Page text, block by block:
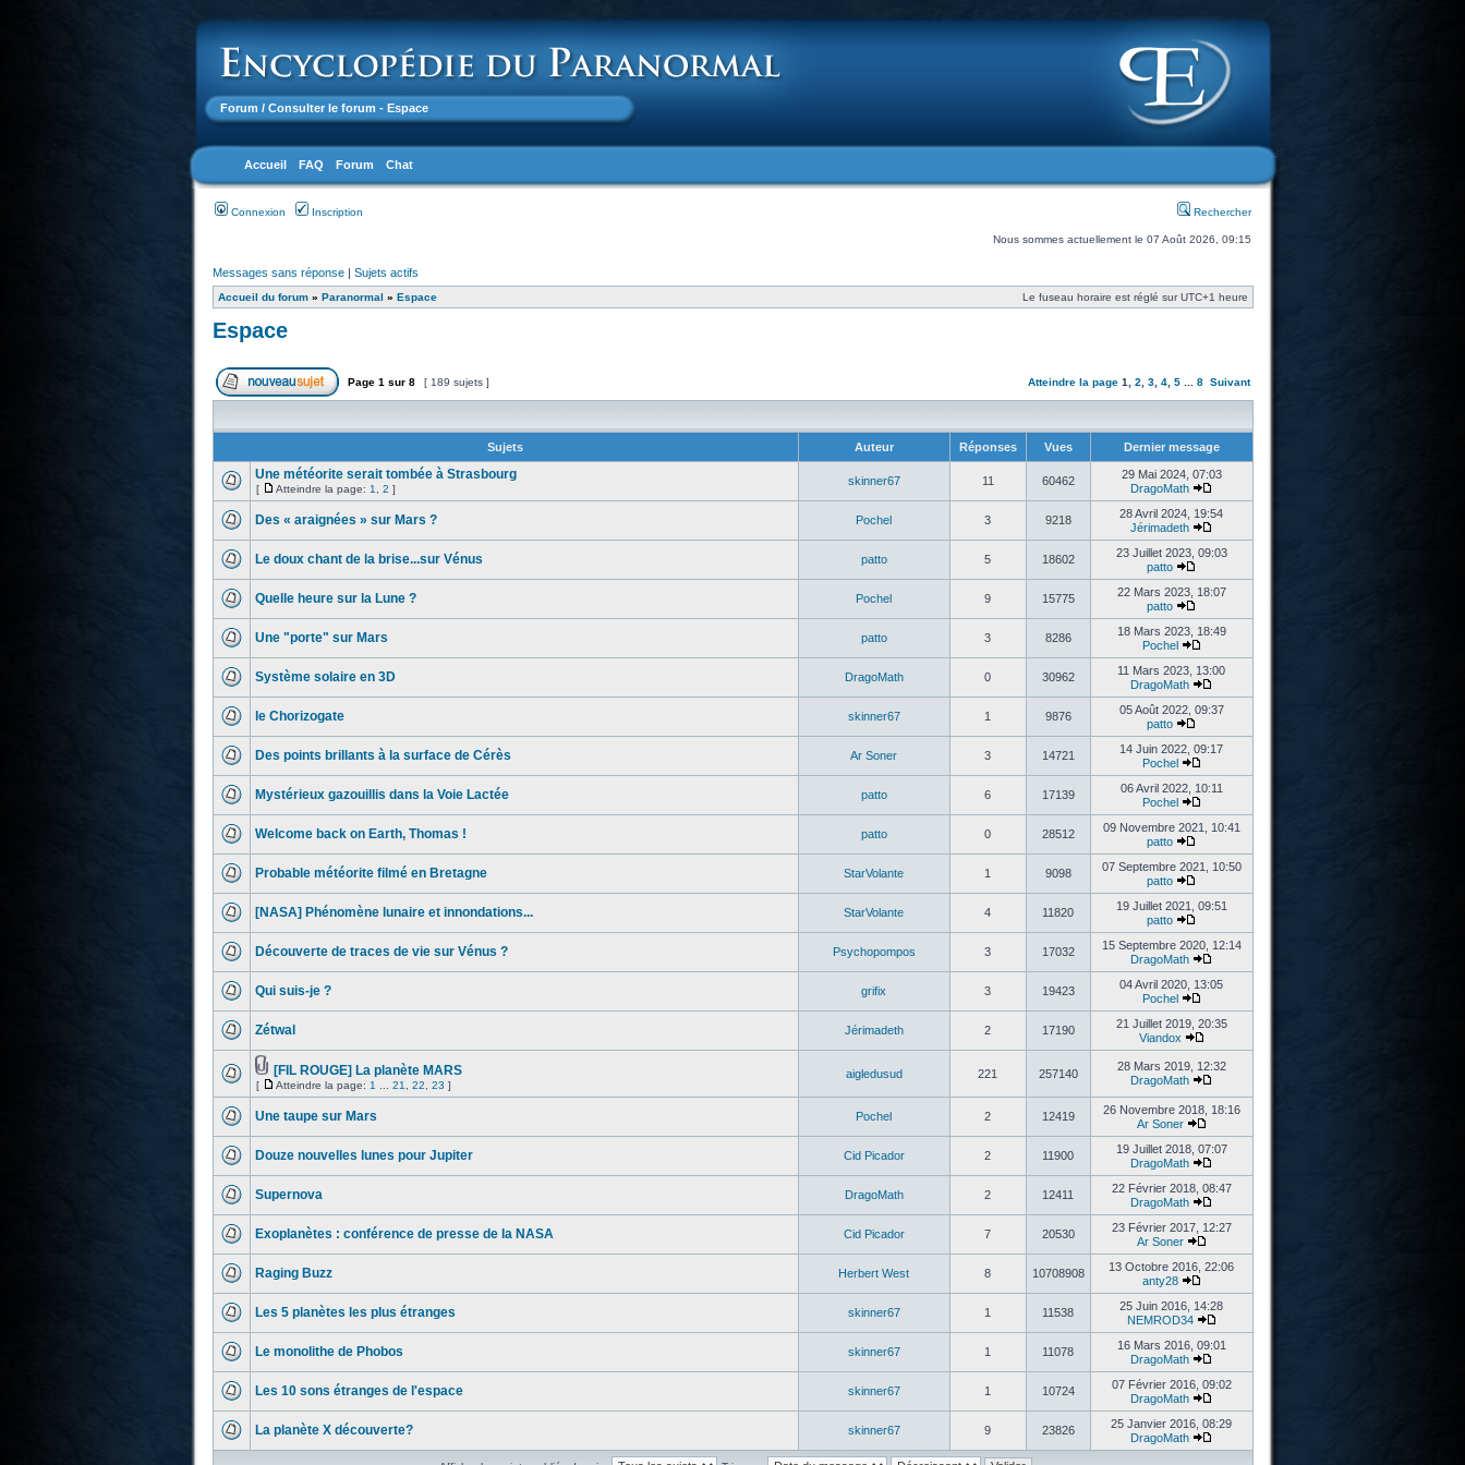
Forum / Consulter le forum - Espace
Accueil FAQ Forum Chat
Connexion Inscription Rechercher
Nous sommes actuellement le 07 Août 2026, 09:15
Messages sans réponse| Sujets actifs
Accueil du forum» Paranormal » Espace Le fuseau horaire est réglé sur UTC+1 heure
Espace
Page 1 sur 8 [ 189 sujets ] Atteindre la page 1 2 3, 4, 5... 8 Suivant
Sujets Auteur Réponses Vues Dernier message
Une météorite serait tombée à Strasbourg
[ Atteindre la page: 1 2 ]
skinner67 11 60462
29 Mai 2024, 07:03
DragoMath
Des « araignées » sur Mars ? Pochel 3 9218
28 Avril 2024, 19:54
Jérimadeth
Le doux chant de la brise...sur Vénus patto 5 18602
23 Juillet 2023, 09:03
patto
Quelle heure sur la Lune ? Pochel 9 15775
22 Mars 2023, 18:07
patto
Une "porte" sur Mars patto 3 8286
18 Mars 2023, 18:49
Pochel
Système solaire en 3D DragoMath 0 30962
11 Mars 2023, 13:00
DragoMath
le Chorizogate skinner67 1 9876
05 Août 2022, 09:37
patto
Des points brillants à la surface de Cérès Ar Soner 3 14721
14 Juin 2022, 09:17
Pochel
Mystérieux gazouillis dans la Voie Lactée patto 6 17139
06 Avril 2022, 10:11
Pochel
Welcome back on Earth, Thomas ! patto 0 28512
09 Novembre 2021, 10:41
patto
Probable météorite filmé en Bretagne StarVolante 1 9098
07 Septembre 2021, 10:50
patto
[NASA] Phénomène lunaire et innondations... StarVolante 4 11820
19 Juillet 2021, 09:51
patto
Découverte de traces de vie sur Vénus ? Psychopompos 3 17032
15 Septembre 2020, 12:14
DragoMath
Qui suis-je ? grifix 3 19423
04 Avril 2020, 13:05
Pochel
Zétwal Jérimadeth 2 17190
21 Juillet 2019, 20:35
Viandox
[FIL ROUGE] La planète MARS
[ Atteindre la page: 1 21 22 23 ]
aigledusud 221 257140
28 Mars 2019, 12:32
DragoMath
Une taupe sur Mars Pochel 2 12419
26 Novembre 2018, 18:16
Ar Soner
Douze nouvelles lunes pour Jupiter Cid Picador 2 11900
19 Juillet 2018, 07:07
DragoMath
Supernova DragoMath 2 12411
22 Février 2018, 08:47
DragoMath
Exoplanètes : conférence de presse de la NASA Cid Picador 7 20530
23 Février 2017, 12:27
Ar Soner
Raging Buzz Herbert West 8 10708908
13 Octobre 2016, 22:06
anty28
Les 5 planètes les plus étranges skinner67 1 11538
25 Juin 2016, 14:28
NEMROD34
Le monolithe de Phobos skinner67 1 11078
16 Mars 2016, 09:01
DragoMath
Les 10 sons étranges de l'espace skinner67 1 10724
07 Février 2016, 09:02
DragoMath
La planète X découverte? skinner67 9 23826
25 Janvier 2016, 08:29
DragoMath